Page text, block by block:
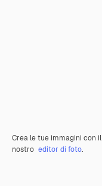
Crea le tue immagini con il
nostro editor di foto.